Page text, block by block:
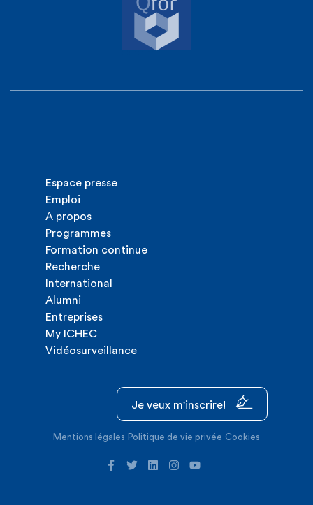
Espace presse
Emploi
A propos
Programmes
Formation continue
Recherche
International
Alumni
Entreprises
My ICHEC
Vidéosurveillance
Je veux m'inscrire!
Mentions légales Politique de vie privée Cookies